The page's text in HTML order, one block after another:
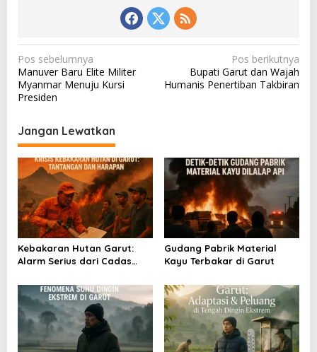
N
a
v
g
a
s
i
p
o
s
Pos sebelumnya
Manuver Baru Elite Militer
Myanmar Menuju Kursi
Presiden
Pos berikutnya
Bupati Garut dan Wajah
Humanis Penertiban Takbiran
Jangan Lewatkan
Kebakaran Hutan Garut:
Alarm Serius dari Cadas
Gudang Pabrik Material
Kayu Terbakar di Garut